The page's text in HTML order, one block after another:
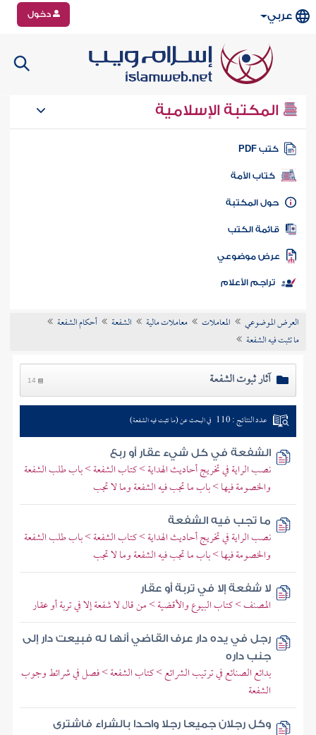
عربي دخول
المكتبة الإسلامية
كتب PDF
كتاب الأمة
المكتبة
الكتب
موضوعي
تراجم الأعلام
العرض الموضوعي المعاملات معاملات مالية الشفعة
أحكام الشفعة
ما تثبت فيه الشفعة
آثار ثبوت الشفعة 14
عدد النتائج : 110 في البحث عن (ما تثبت فيه الشفعة)
الشفعة في كل شيء عقار أو ربع
نصب الراية في تخريج أحاديث الهداية > كتاب الشفعة > باب طلب الشفعة
والخصومة فيها > باب ما تجب فيه الشفعة وما لا تجب
ما تجب فيه الشفعة
نصب الراية في تخريج أحاديث الهداية > كتاب الشفعة > باب طلب الشفعة
والخصومة فيها > باب ما تجب فيه الشفعة وما لا تجب
لا شفعة إلا في تربة أو عقار
المصنف > كتاب البيوع والأقضية > من قال لا شفعة إلا في تربة أو عقار
رجل في يده دار عرف القاضي أنها له فبيعت دار إلى
جنب داره
بدائع الصنائع في ترتيب الشرائع > كتاب الشفعة > فصل في شرائط وجوب
الشفعة
وكل رجلان جميعا رجلا واحدا بالشراء فاشترى